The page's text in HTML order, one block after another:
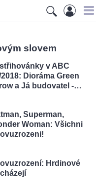
slovem
v ABC
2018: Dioráma Green
a Já budovatel -…
Superman,
Woman: Všichni
Hrdinové